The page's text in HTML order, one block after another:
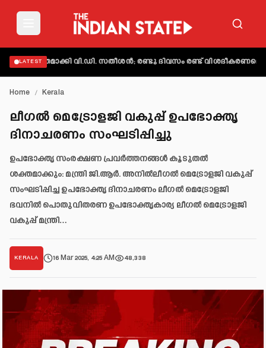
LATEST വി.ഡി. സതീശൻ; രണ്ടു ദിവസം രണ്ട് വിശദീകരണമെന്ന്
Home / Kerala
ലീഗൽ മെട്രോളജി വകുപ്പ് ഉപഭോക്തൃ
ദിനാചരണം സംഘടിപ്പിച്ചു
ഉപഭോക്തൃ സംരക്ഷണ പ്രവർത്തനങ്ങൾ കൂടുതൽ
ശക്തമാക്കും: മന്ത്രി ജി.ആർ. അനിൽലീഗൽ മെട്രോളജി വകുപ്പ്
സംഘടിപ്പിച്ച ഉപഭോക്തൃ ദിനാചരണം ലീഗൽ മെട്രോളജി
ഭവനിൽ പൊതുവിതരണ ഉപഭോക്തൃകാര്യ ലീഗൽ മെട്രോളജി
വകുപ്പ് മന്ത്രി…
KERALA 16 Mar 2025, 4:25 AM 48,338